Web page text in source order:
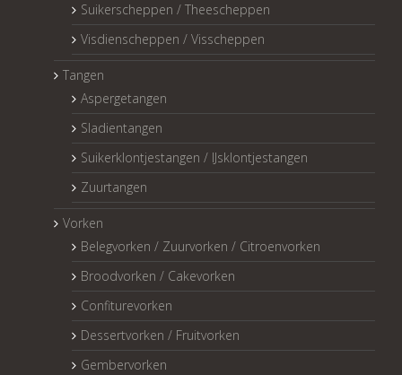
Suikerscheppen / Theescheppen
Visdienscheppen / Visscheppen
Tangen
Aspergetangen
Sladientangen
Suikerklontjestangen / IJsklontjestangen
Zuurtangen
Vorken
Belegvorken / Zuurvorken / Citroenvorken
Broodvorken / Cakevorken
Confiturevorken
Dessertvorken / Fruitvorken
Gembervorken